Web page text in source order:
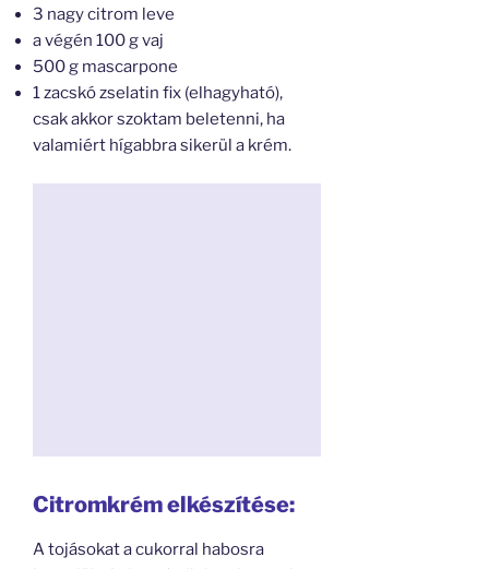
3 nagy citrom leve
a végén 100 g vaj
500 g mascarpone
1 zacskó zselatin fix (elhagyható),
csak akkor szoktam beletenni, ha
valamiért hígabbra sikerül a krém.
Citromkrém elkészítése:
A tojásokat a cukorral habosra